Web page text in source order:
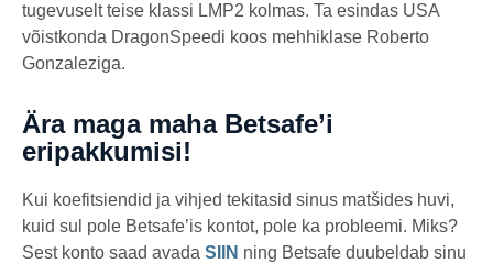
tugevuselt teise klassi LMP2 kolmas. Ta esindas USA
võistkonda DragonSpeedi koos mehhiklase Roberto
Gonzaleziga.
Ära maga maha Betsafe’i
eripakkumisi!
Kui koefitsiendid ja vihjed tekitasid sinus matšides huvi,
kuid sul pole Betsafe’is kontot, pole ka probleemi. Miks?
Sest konto saad avada SIIN ning Betsafe duubeldab sinu